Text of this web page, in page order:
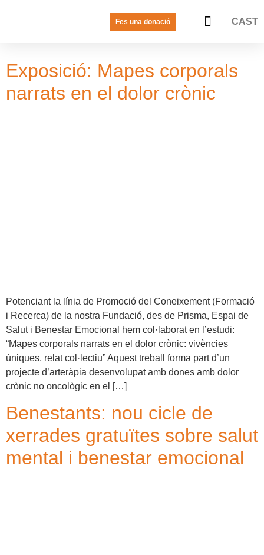
Fes una donació CAST
Exposició: Mapes corporals
narrats en el dolor crònic
Potenciant la línia de Promoció del Coneixement (Formació
i Recerca) de la nostra Fundació, des de Prisma, Espai de
Salut i Benestar Emocional hem col·laborat en l’estudi:
“Mapes corporals narrats en el dolor crònic: vivències
úniques, relat col·lectiu” Aquest treball forma part d’un
projecte d’arteràpia desenvolupat amb dones amb dolor
crònic no oncològic en el […]
Benestants: nou cicle de
xerrades gratuïtes sobre salut
mental i benestar emocional